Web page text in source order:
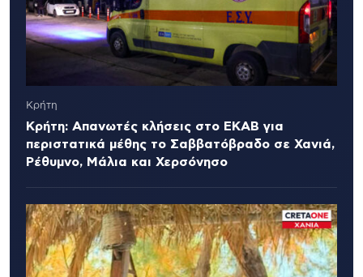
Κρήτη
Κρήτη: Απανωτές κλήσεις στο ΕΚΑΒ για
περιστατικά μέθης το Σαββατόβραδο σε Χανιά,
Ρέθυμνο, Μάλια και Χερσόνησο